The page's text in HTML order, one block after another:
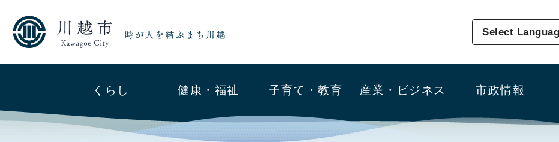
Select
くらし 健康・福祉 子育て・教育 産業・ビジネス 市政情報